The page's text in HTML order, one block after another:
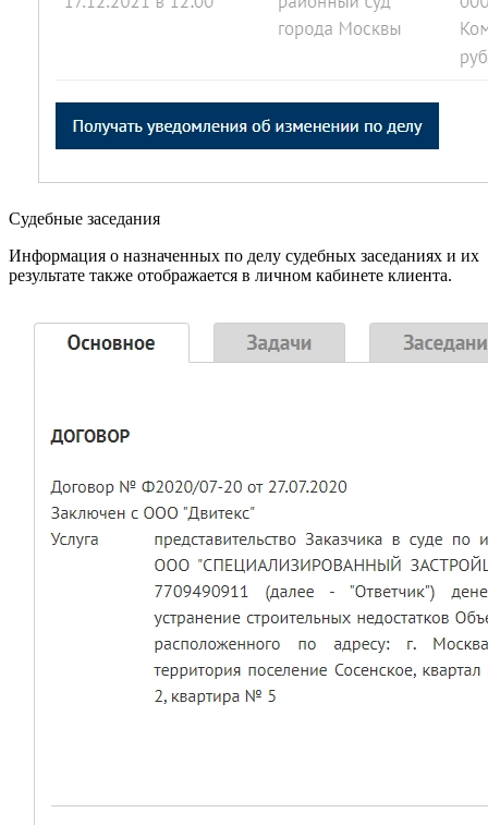
Судебные заседания
Информация о назначенных по делу судебных заседаниях и их
результате также отображается в личном кабинете клиента.